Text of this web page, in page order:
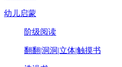
幼儿启蒙
阶级阅读
翻翻|洞洞|立体|触摸书